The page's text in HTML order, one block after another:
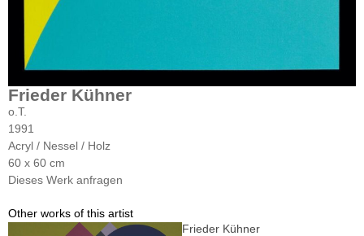
Frieder Kühner
o.T.
1991
Acryl / Nessel / Holz
60 x 60 cm
Dieses Werk anfragen
Other works of this artist
Frieder Kühner